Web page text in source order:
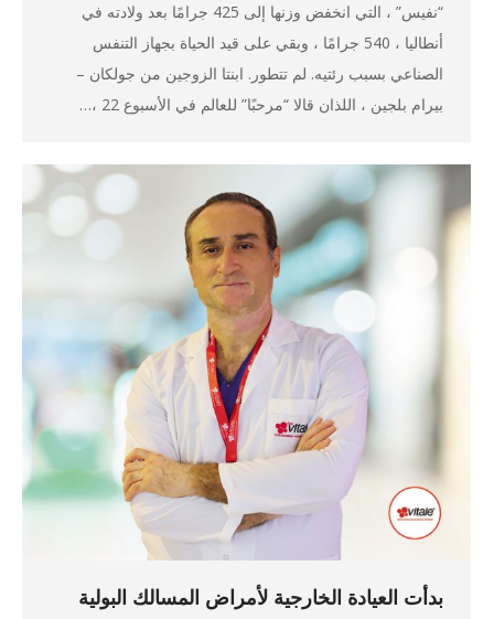
“نفيس” ، التي انخفض وزنها إلى 425 جرامًا بعد ولادته في
أنطاليا ، 540 جرامًا ، وبقي على قيد الحياة بجهاز التنفس
الصناعي بسبب رئتيه. لم تتطور. ابنتا الزوجين من جولكان –
بيرام بلجين ، اللذان قالا “مرحبًا” للعالم في الأسبوع 22 ،…
بدأت العيادة الخارجية لأمراض المسالك البولية